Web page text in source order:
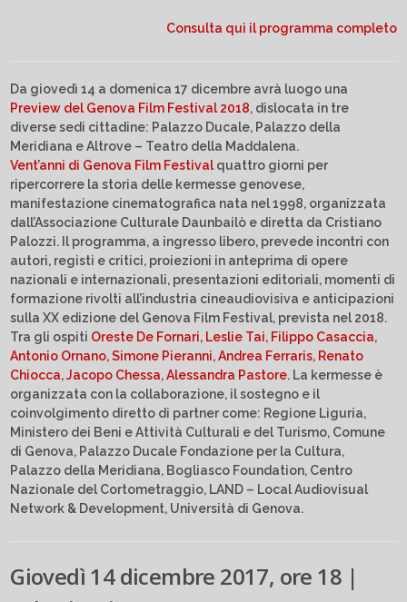
Consulta qui il programma completo
Da giovedì 14 a domenica 17 dicembre avrà luogo una
Preview del Genova Film Festival 2018, dislocata in tre
diverse sedi cittadine: Palazzo Ducale, Palazzo della
Meridiana e Altrove – Teatro della Maddalena.
Vent’anni di Genova Film Festival quattro giorni per
ripercorrere la storia delle kermesse genovese,
manifestazione cinematografica nata nel 1998, organizzata
dall’Associazione Culturale Daunbailò e diretta da Cristiano
Palozzi. Il programma, a ingresso libero, prevede incontri con
autori, registi e critici, proiezioni in anteprima di opere
nazionali e internazionali, presentazioni editoriali, momenti di
formazione rivolti all’industria cineaudiovisiva e anticipazioni
sulla XX edizione del Genova Film Festival, prevista nel 2018.
Tra gli ospiti Oreste De Fornari, Leslie Tai, Filippo Casaccia,
Antonio Ornano, Simone Pieranni, Andrea Ferraris, Renato
Chiocca, Jacopo Chessa, Alessandra Pastore. La kermesse è
organizzata con la collaborazione, il sostegno e il
coinvolgimento diretto di partner come: Regione Liguria,
Ministero dei Beni e Attività Culturali e del Turismo, Comune
di Genova, Palazzo Ducale Fondazione per la Cultura,
Palazzo della Meridiana, Bogliasco Foundation, Centro
Nazionale del Cortometraggio, LAND – Local Audiovisual
Network & Development, Università di Genova.
Giovedì 14 dicembre 2017, ore 18 |